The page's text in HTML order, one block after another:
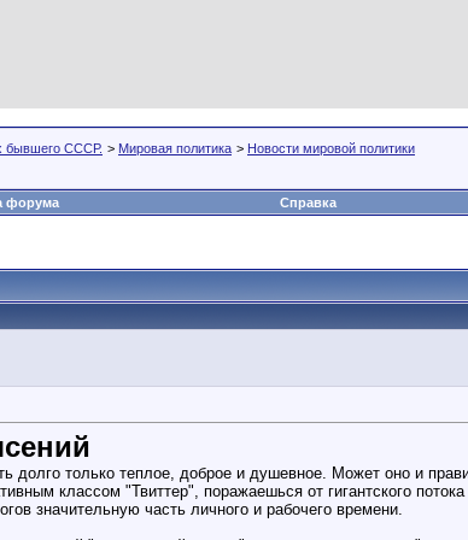
бывшего СССР. > Мировая политика > Новости мировой политики
форума Справка
долго только теплое, доброе и душевное. Может оно и
классом "Твиттер", поражаешься от гигантского
значительную часть личного и рабочего времени.